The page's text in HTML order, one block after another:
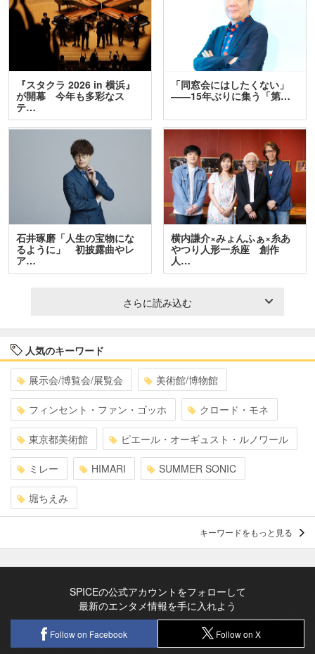
『スタクラ 2026 in 横浜』
が開幕 今年も多彩なス
テ…
「同窓会にはしたくない」
――15年ぶりに集う「第…
石井琢磨「人生の宝物にな
るように」 初披露曲やレ
ア…
横内謙介×みょんふぁ×糸あ
やつり人形一糸座 創作
人…
さらに読み込む
人気のキーワード
展示会/博覧会/展覧会 美術館/博物館
フィンセント・ファン・ゴッホ クロード・モネ
東京都美術館 ピエール・オーギュスト・ルノワール
ミレー HIMARI SUMMER SONIC
堀ちえみ
キーワードをもっと見る
SPICEの公式アカウントをフォローして
最新のエンタメ情報を手に入れよう
Follow on Facebook Follow on X